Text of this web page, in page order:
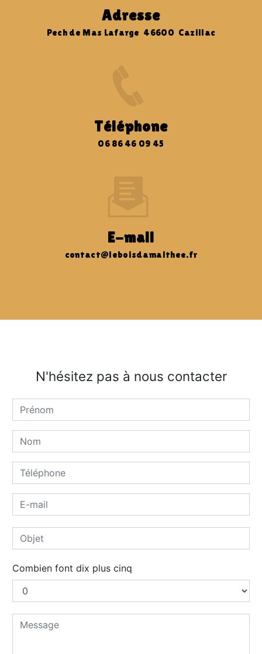
Adresse
Pech de Mas Lafarge 46600 Cazillac
Téléphone
06 86 46 09 45
E-mail
contact@leboisdamalthee.fr
N'hésitez pas à nous contacter
Combien font dix plus cinq